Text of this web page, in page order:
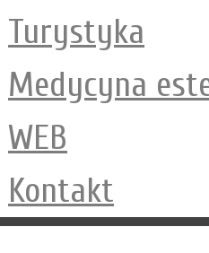
Turystyka
Medycyna
WEB
Kontakt